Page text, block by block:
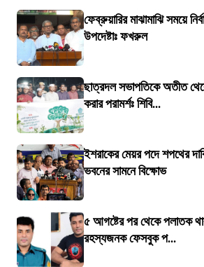
ফেব্রুয়ারির মাঝামাঝি সময়ে
উপদেষ্টাঃ ফখরুল
ছাত্রদল সভাপতিকে অতীত থেকে
করার পরামর্শঃ শিবি...
ইশরাকের মেয়র পদে শপথের
ভবনের সামনে বিক্ষোভ
৫ আগষ্টের পর থেকে পলাতক
রহস্যজনক ফেসবুক প...